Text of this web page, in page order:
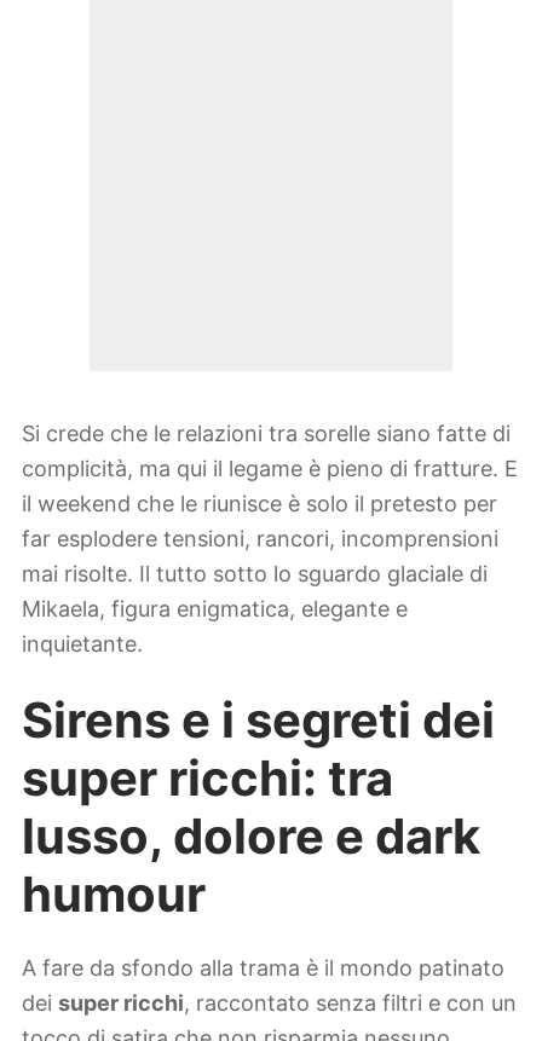
Si crede che le relazioni tra sorelle siano fatte di
complicità, ma qui il legame è pieno di fratture. E
il weekend che le riunisce è solo il pretesto per
far esplodere tensioni, rancori, incomprensioni
mai risolte. Il tutto sotto lo sguardo glaciale di
Mikaela, figura enigmatica, elegante e
inquietante.
Sirens e i segreti dei
super ricchi: tra
lusso, dolore e dark
humour
A fare da sfondo alla trama è il mondo patinato
dei super ricchi, raccontato senza filtri e con un